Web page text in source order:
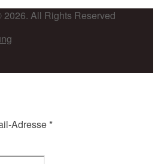
All Rights Reserved
Adresse *